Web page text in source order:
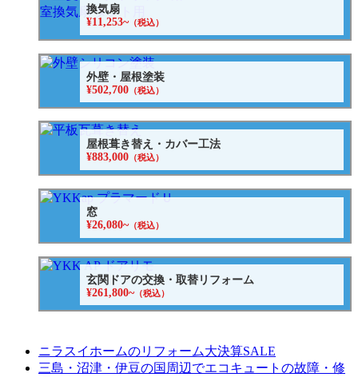
換気扇
¥11,253~（税込）
外壁・屋根塗装
¥502,700 （税込）
屋根葺き替え・カバー工法
¥883,000 （税込）
窓
¥26,080~（税込）
玄関ドアの交換・取替リフォーム
¥261,800~（税込）
ニラスイホームのリフォーム大決算SALE
三島・沼津・伊豆の国周辺でエコキュートの故障・修